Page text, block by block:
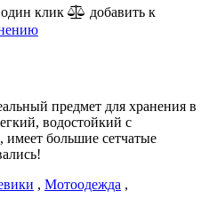
клик
добавить к
предмет для хранения в
водостойкий с
большие сетчатые
, Мотоодежда ,